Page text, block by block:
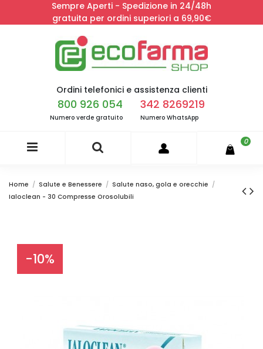
Sempre Aperti - Spedizione in 24/48h
gratuita per ordini superiori a 69,90€
Ordini telefonici e assistenza clienti
800 926 054
Numero verde gratuito
342 8269219
Numero WhatsApp
0
Home Salute e Benessere
Salute naso, gola e orecchie
Ialoclean - 30 Compresse Orosolubili
-10%